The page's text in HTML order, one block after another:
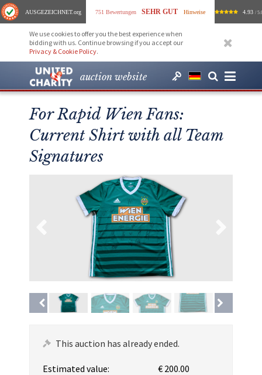
AUSGEZEICHNET.org 751 Bewertungen SEHR GUT Hinweise 4.93 /
We use cookies to offer you the best experience when
bidding with us. Continue browsing if you accept our
Privacy & Cookie Policy.
auction website
For Rapid Wien Fans:
Current Shirt with all Team
Signatures
This auction has already ended.
Estimated value:
€ 200.00